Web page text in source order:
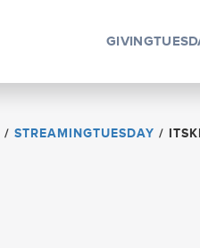
/ STREAMINGTUESDAY /